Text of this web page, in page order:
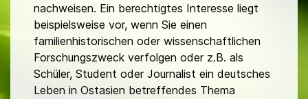
nachweisen. Ein berechtigtes Interesse liegt
beispielsweise vor, wenn Sie einen
familienhistorischen oder wissenschaftlichen
Forschungszweck verfolgen oder z.B. als
Schüler, Student oder Journalist ein deutsches
Leben in Ostasien betreffendes Thema